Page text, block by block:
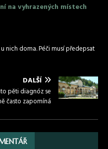
na vyhrazených místech
nich doma. Péči musí předepsat
DALŠÍ
pěti diagnóz se
často zapomíná